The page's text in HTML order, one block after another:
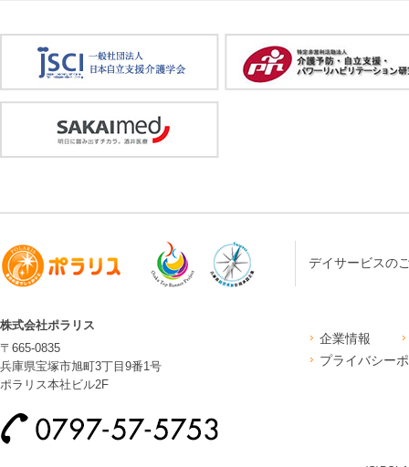
株式会社ポラリス
〒665-0835
兵庫県宝塚市旭町3丁目9番1号
ポラリス本社ビル2F
デイサービスの
企業情報
プライバシー